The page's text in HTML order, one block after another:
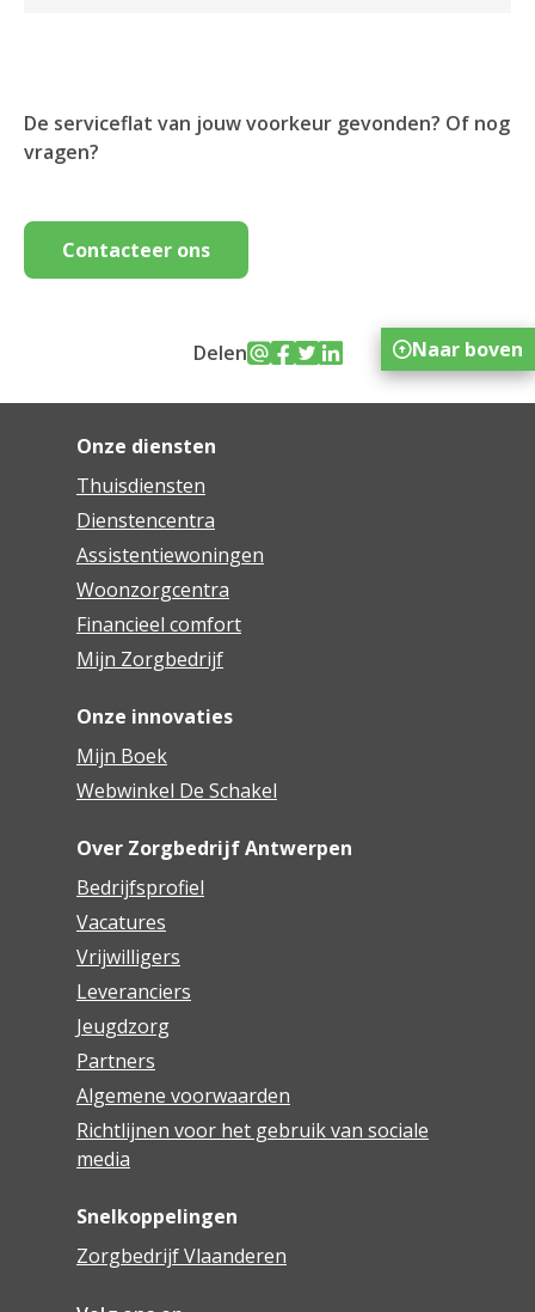
De serviceflat van jouw voorkeur gevonden? Of nog
vragen?
Contacteer ons
Delen
Onze diensten
Thuisdiensten
Dienstencentra
Assistentiewoningen
Woonzorgcentra
Financieel comfort
Mijn Zorgbedrijf
Onze innovaties
Mijn Boek
Webwinkel De Schakel
Over Zorgbedrijf Antwerpen
Bedrijfsprofiel
Vacatures
Vrijwilligers
Leveranciers
Jeugdzorg
Partners
Algemene voorwaarden
Richtlijnen voor het gebruik van sociale
media
Snelkoppelingen
Zorgbedrijf Vlaanderen
Naar boven